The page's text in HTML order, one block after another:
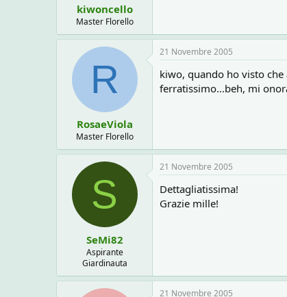
kiwoncello
Master Florello
R
RosaeViola
Master Florello
21 Novembre 2005
kiwo, quando ho visto
ferratissimo...beh, mi
S
SeMi82
Aspirante
Giardinauta
21 Novembre 2005
Dettagliatissima!
Grazie mille!
21 Novembre 2005